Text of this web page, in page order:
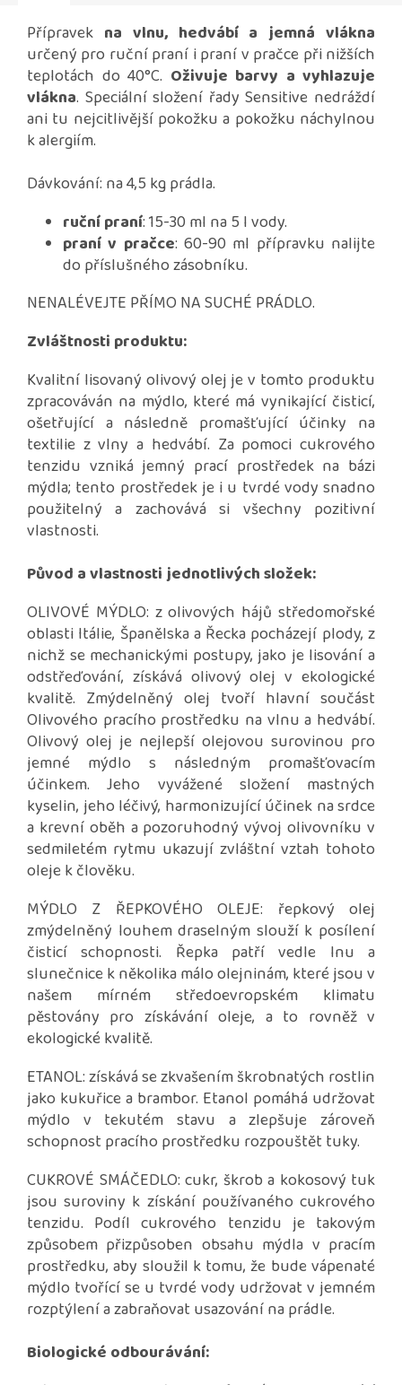
Přípravek na vlnu, hedvábí a jemná vlákna
určený pro ruční praní i praní v pračce při nižších
teplotách do 40°C. Oživuje barvy a vyhlazuje
vlákna. Speciální složení řady Sensitive nedráždí
ani tu nejcitlivější pokožku a pokožku náchylnou
k alergiím.
Dávkování: na 4,5 kg prádla.
ruční praní: 15-30 ml na 5 l vody.
praní v pračce: 60-90 ml přípravku nalijte
do příslušného zásobníku.
NENALÉVEJTE PŘÍMO NA SUCHÉ PRÁDLO.
Zvláštnosti produktu:
Kvalitní lisovaný olivový olej je v tomto produktu
zpracováván na mýdlo, které má vynikající čisticí,
ošetřující a následně promašťující účinky na
textilie z vlny a hedvábí. Za pomoci cukrového
tenzidu vzniká jemný prací prostředek na bázi
mýdla; tento prostředek je i u tvrdé vody snadno
použitelný a zachovává si všechny pozitivní
vlastnosti.
Původ a vlastnosti jednotlivých složek:
OLIVOVÉ MÝDLO: z olivových hájů středomořské
oblasti Itálie, Španělska a Řecka pocházejí plody, z
nichž se mechanickými postupy, jako je lisování a
odstřeďování, získává olivový olej v ekologické
kvalitě. Zmýdelněný olej tvoří hlavní součást
Olivového pracího prostředku na vlnu a hedvábí.
Olivový olej je nejlepší olejovou surovinou pro
jemné mýdlo s následným promašťovacím
účinkem. Jeho vyvážené složení mastných
kyselin, jeho léčivý, harmonizující účinek na srdce
a krevní oběh a pozoruhodný vývoj olivovníku v
sedmiletém rytmu ukazují zvláštní vztah tohoto
oleje k člověku.
MÝDLO Z ŘEPKOVÉHO OLEJE: řepkový olej
zmýdelněný louhem draselným slouží k posílení
čisticí schopnosti. Řepka patří vedle lnu a
slunečnice k několika málo olejninám, které jsou v
našem mírném středoevropském klimatu
pěstovány pro získávání oleje, a to rovněž v
ekologické kvalitě.
ETANOL: získává se zkvašením škrobnatých rostlin
jako kukuřice a brambor. Etanol pomáhá udržovat
mýdlo v tekutém stavu a zlepšuje zároveň
schopnost pracího prostředku rozpouštět tuky.
CUKROVÉ SMÁČEDLO: cukr, škrob a kokosový tuk
jsou suroviny k získání používaného cukrového
tenzidu. Podíl cukrového tenzidu je takovým
způsobem přizpůsoben obsahu mýdla v pracím
prostředku, aby sloužil k tomu, že bude vápenaté
mýdlo tvořící se u tvrdé vody udržovat v jemném
rozptýlení a zabraňovat usazování na prádle.
Biologické odbourávání: